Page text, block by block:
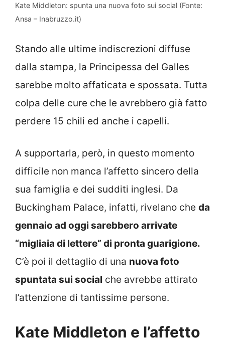
Kate Middleton: spunta una nuova foto sui social (Fonte:
Ansa – Inabruzzo.it)
Stando alle ultime indiscrezioni diffuse
dalla stampa, la Principessa del Galles
sarebbe molto affaticata e spossata. Tutta
colpa delle cure che le avrebbero già fatto
perdere 15 chili ed anche i capelli.
A supportarla, però, in questo momento
difficile non manca l’affetto sincero della
sua famiglia e dei sudditi inglesi. Da
Buckingham Palace, infatti, rivelano che da
gennaio ad oggi sarebbero arrivate
“migliaia di lettere” di pronta guarigione.
C’è poi il dettaglio di una nuova foto
spuntata sui social che avrebbe attirato
l’attenzione di tantissime persone.
Kate Middleton e l’affetto